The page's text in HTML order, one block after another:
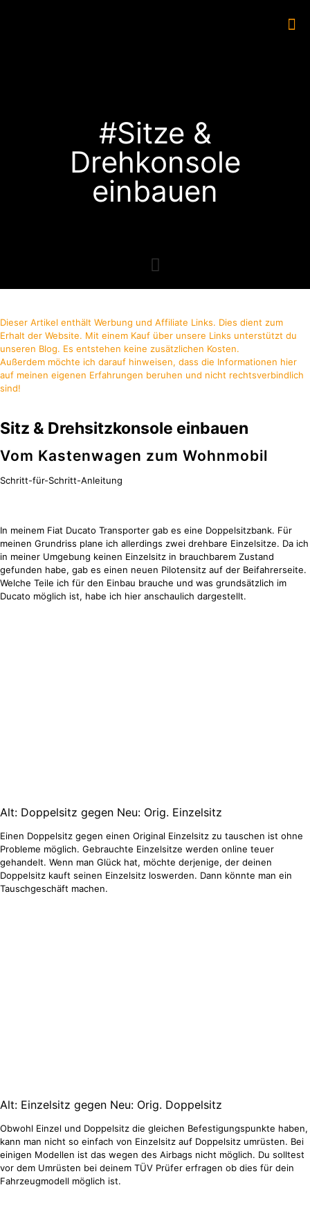
#Sitze &
Drehkonsole
einbauen
Dieser Artikel enthält Werbung und Affiliate Links. Dies dient zum
Erhalt der Website. Mit einem Kauf über unsere Links unterstützt du
unseren Blog. Es entstehen keine zusätzlichen Kosten.
Außerdem möchte ich darauf hinweisen, dass die Informationen hier
auf meinen eigenen Erfahrungen beruhen und nicht rechtsverbindlich
sind!
Sitz & Drehsitzkonsole einbauen
Vom Kastenwagen zum Wohnmobil
Schritt-für-Schritt-Anleitung
In meinem Fiat Ducato Transporter gab es eine Doppelsitzbank. Für
meinen Grundriss plane ich allerdings zwei drehbare Einzelsitze. Da ich
in meiner Umgebung keinen Einzelsitz in brauchbarem Zustand
gefunden habe, gab es einen neuen Pilotensitz auf der Beifahrerseite.
Welche Teile ich für den Einbau brauche und was grundsätzlich im
Ducato möglich ist, habe ich hier anschaulich dargestellt.
Alt: Doppelsitz gegen Neu: Orig. Einzelsitz
Einen Doppelsitz gegen einen Original Einzelsitz zu tauschen ist ohne
Probleme möglich. Gebrauchte Einzelsitze werden online teuer
gehandelt. Wenn man Glück hat, möchte derjenige, der deinen
Doppelsitz kauft seinen Einzelsitz loswerden. Dann könnte man ein
Tauschgeschäft machen.
Alt: Einzelsitz gegen Neu: Orig. Doppelsitz
Obwohl Einzel und Doppelsitz die gleichen Befestigungspunkte haben,
kann man nicht so einfach von Einzelsitz auf Doppelsitz umrüsten. Bei
einigen Modellen ist das wegen des Airbags nicht möglich. Du solltest
vor dem Umrüsten bei deinem TÜV Prüfer erfragen ob dies für dein
Fahrzeugmodell möglich ist.